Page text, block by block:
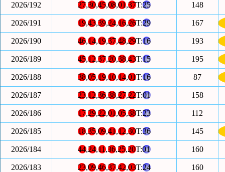
2026/192 27,30,45,08,01,37T:25 148
2026/191 19,43,39,24,16,26T:29 167
2026/190 46,14,19,37,48,29T:16 193
2026/189 45,12,37,20,38,43T:15 195
2026/188 38,05,19,10,14,01T:16 87
2026/187 23,12,36,38,27,22T:01 158
2026/186 17,29,22,01,05,38T:23 112
2026/185 18,35,09,41,12,30T:36 145
2026/184 44,24,11,36,25,20T:01 160
2026/183 23,09,46,37,42,03T:24 160